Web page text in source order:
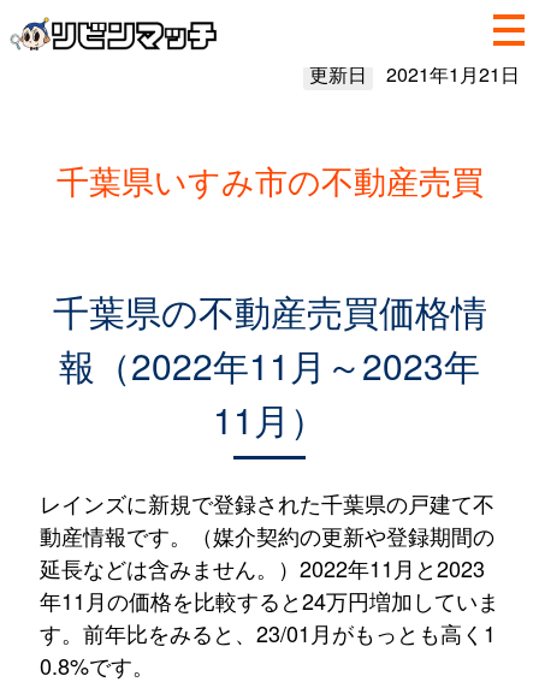
更新日 2021年1月21日
千葉県いすみ市の不動産売買
千葉県の不動産売買価格情
報（2022年11月～2023年
11月）
レインズに新規で登録された千葉県の戸建て不
動産情報です。（媒介契約の更新や登録期間の
延長などは含みません。）2022年11月と2023
年11月の価格を比較すると24万円増加していま
す。前年比をみると、23/01月がもっとも高く1
0.8%です。